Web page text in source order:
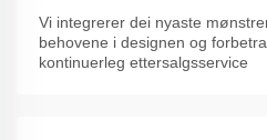
Vi integrerer dei nyaste
behovene i designen og
kontinuerleg ettersalgsservice